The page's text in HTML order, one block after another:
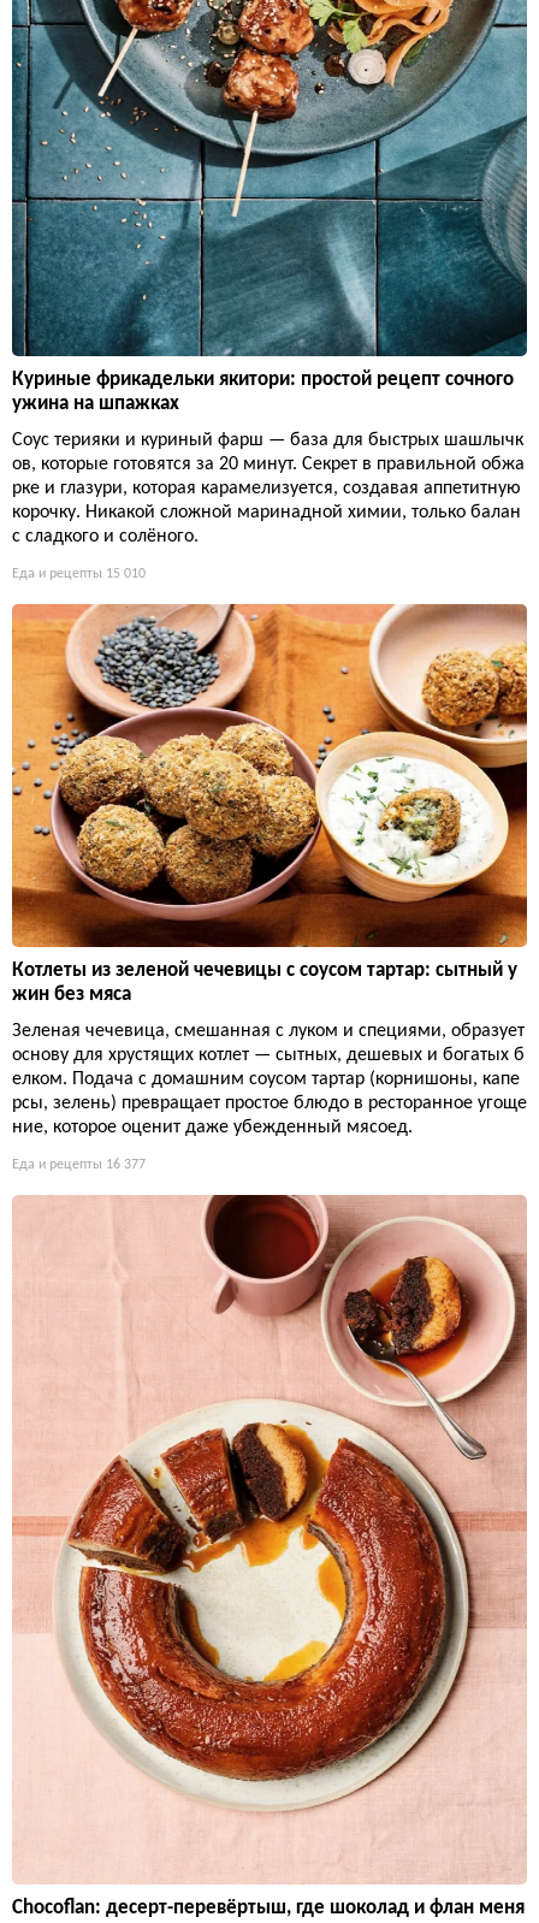
Куриные фрикадельки якитори: простой рецепт сочного
ужина на шпажках
Соус терияки и куриный фарш — база для быстрых шашлычк
ов, которые готовятся за 20 минут. Секрет в правильной обжа
рке и глазури, которая карамелизуется, создавая аппетитную
корочку. Никакой сложной маринадной химии, только балан
с сладкого и солёного.
Еда и рецепты 15 010
Котлеты из зеленой чечевицы с соусом тартар: сытный у
жин без мяса
Зеленая чечевица, смешанная с луком и специями, образует
основу для хрустящих котлет — сытных, дешевых и богатых б
елком. Подача с домашним соусом тартар (корнишоны, капе
рсы, зелень) превращает простое блюдо в ресторанное угоще
ние, которое оценит даже убежденный мясоед.
Еда и рецепты 16 377
Chocoflan: десерт-перевёртыш, где шоколад и флан меня